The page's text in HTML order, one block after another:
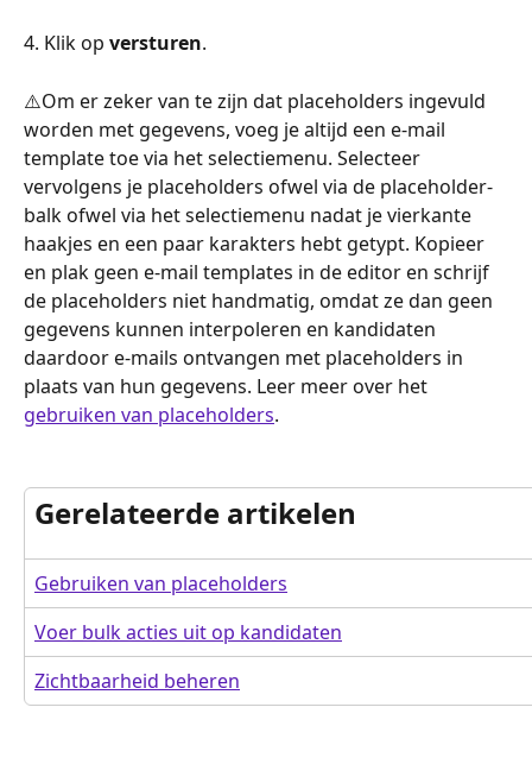
4. Klik op versturen.
⚠️Om er zeker van te zijn dat placeholders ingevuld
worden met gegevens, voeg je altijd een e-mail
template toe via het selectiemenu. Selecteer
vervolgens je placeholders ofwel via de placeholder-
balk ofwel via het selectiemenu nadat je vierkante
haakjes en een paar karakters hebt getypt. Kopieer
en plak geen e-mail templates in de editor en schrijf
de placeholders niet handmatig, omdat ze dan geen
gegevens kunnen interpoleren en kandidaten
daardoor e-mails ontvangen met placeholders in
plaats van hun gegevens. Leer meer over het
gebruiken van placeholders.
Gerelateerde artikelen
Gebruiken van placeholders
Voer bulk acties uit op kandidaten
Zichtbaarheid beheren